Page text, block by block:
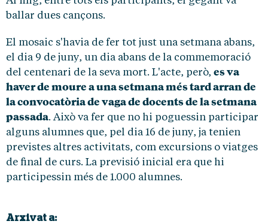
ballar dues cançons.
El mosaic s'havia de fer tot just una setmana abans,
el dia 9 de juny, un dia abans de la commemoració
del centenari de la seva mort. L'acte, però, es va
haver de moure a una setmana més tard arran de
la convocatòria de vaga de docents de la setmana
passada. Això va fer que no hi poguessin participar
alguns alumnes que, pel dia 16 de juny, ja tenien
previstes altres activitats, com excursions o viatges
de final de curs. La previsió inicial era que hi
participessin més de 1.000 alumnes.
Arxivat a: